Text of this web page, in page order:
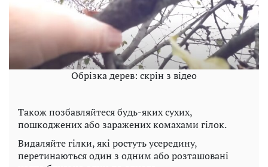
Обрізка дерев: скрін з відео
Також позбавляйтеся будь-яких сухих,
пошкоджених або заражених комахами гілок.
Видаляйте гілки, які ростуть усередину,
перетинаються один з одним або розташовані